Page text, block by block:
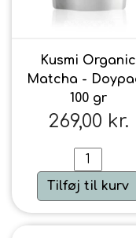
Kusmi Organic
Matcha -
100 gr
269,00 kr.
Tilføj til kurv